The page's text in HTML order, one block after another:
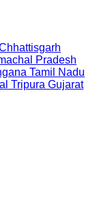
Pradesh
Tamil Nadu
Tripura Gujarat